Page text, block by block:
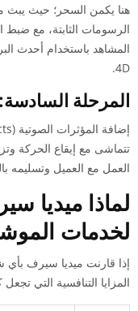
هنا يكمن السحر؛ حيث يبث
الرسومات الثابتة، مع ضبط
4D.
المرحلة
تتماشى مع إيقاع الحركة
العمل مع العميل وتسليمه
لماذا ميديا
لخدمات
إذا قارنت ميديا سيرف بأي
المزايا التنافسية التي